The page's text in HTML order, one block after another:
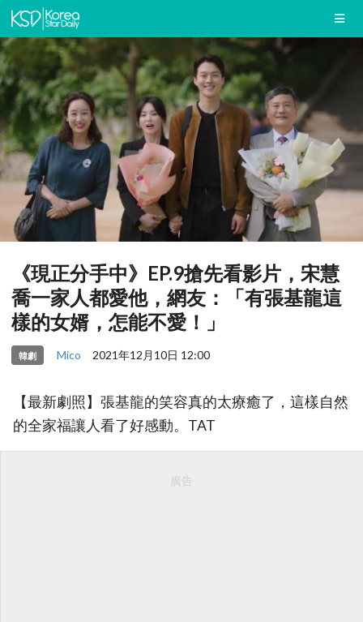
《現正分手中》EP.9搶先看影片，宋慧
喬一家人都愛他，網友：「有張基龍這
樣的女婿，怎能不愛！」
韓劇 Mico 2021年12月10日 12:00
【最新劇照】張基龍的笑容真的太療癒了，這樣自然
的全家福讓人看了好感動。TAT
廣告